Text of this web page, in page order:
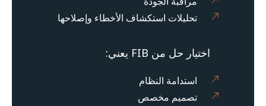
تحليلات استكشاف الأخطاء وإصلاحها
اختيار حل من FIB يعني:
استدامة النظام
تصميم مخصص